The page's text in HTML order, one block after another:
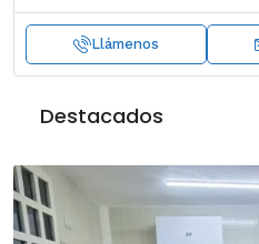
Llámenos
Destacados